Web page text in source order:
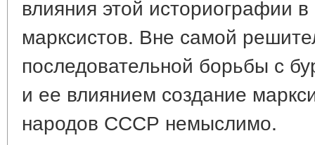
влияния этой историографии
марксистов. Вне самой
последовательной борьбы с
и ее влиянием создание
народов СССР немыслимо.